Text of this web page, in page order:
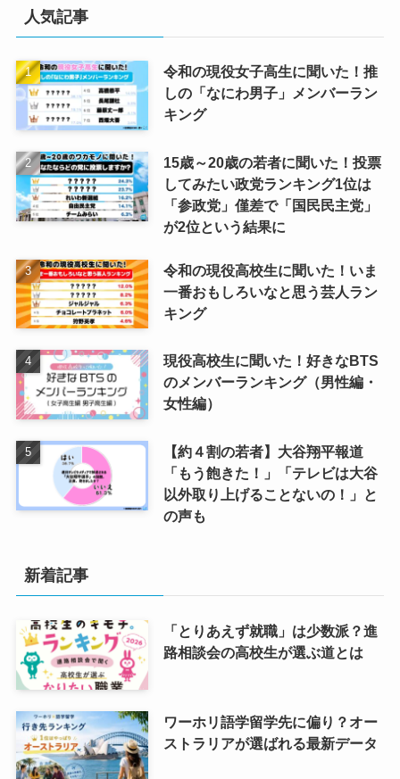
人気記事
令和の現役女子高生に聞いた！推
しの「なにわ男子」メンバーラン
キング
15歳～20歳の若者に聞いた！投票
してみたい政党ランキング1位は
「参政党」僅差で「国民民主党」
が2位という結果に
令和の現役高校生に聞いた！いま
一番おもしろいなと思う芸人ラン
キング
現役高校生に聞いた！好きなBTS
のメンバーランキング（男性編・
女性編）
【約４割の若者】大谷翔平報道
「もう飽きた！」「テレビは大谷
以外取り上げることないの！」と
の声も
新着記事
「とりあえず就職」は少数派？進
路相談会の高校生が選ぶ道とは
ワーホリ語学留学先に偏り？オー
ストラリアが選ばれる最新データ